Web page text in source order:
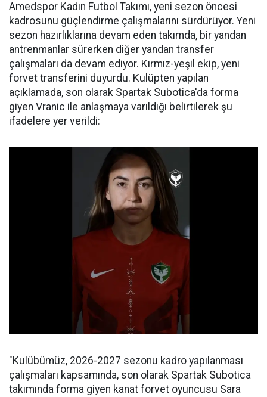
Amedspor Kadın Futbol Takımı, yeni sezon öncesi
kadrosunu güçlendirme çalışmalarını sürdürüyor. Yeni
sezon hazırlıklarına devam eden takımda, bir yandan
antrenmanlar sürerken diğer yandan transfer
çalışmaları da devam ediyor. Kırmız-yeşil ekip, yeni
forvet transferini duyurdu. Kulüpten yapılan
açıklamada, son olarak Spartak Subotica'da forma
giyen Vranic ile anlaşmaya varıldığı belirtilerek şu
ifadelere yer verildi:
"Kulübümüz, 2026-2027 sezonu kadro yapılanması
çalışmaları kapsamında, son olarak Spartak Subotica
takımında forma giyen kanat forvet oyuncusu Sara